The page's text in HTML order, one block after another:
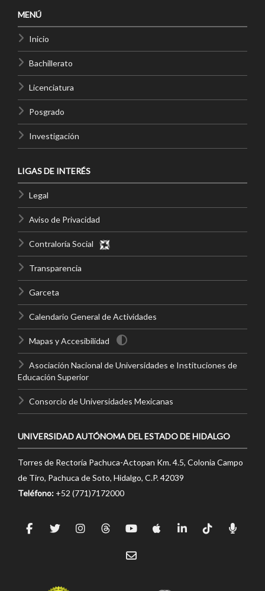
MENÚ
Inicio
Bachillerato
Licenciatura
Posgrado
Investigación
LIGAS DE INTERÉS
Legal
Aviso de Privacidad
Contraloría Social
Transparencia
Garceta
Calendario General de Actividades
Mapas y Accesibilidad
Asociación Nacional de Universidades e Instituciones de
Educación Superior
Consorcio de Universidades Mexicanas
UNIVERSIDAD AUTÓNOMA DEL ESTADO DE HIDALGO
Torres de Rectoría Pachuca-Actopan Km. 4.5, Colonia Campo
de Tiro, Pachuca de Soto, Hidalgo, C.P. 42039
Teléfono: +52 (771)7172000